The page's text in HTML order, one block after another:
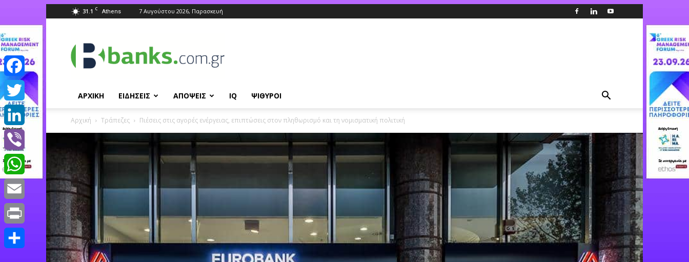
31.1 C Athens 7 Αυγούστου 2026, Παρασκευή
ΑΡΧΙΚΗ ΕΙΔΗΣΕΙΣ ΑΠΟΨΕΙΣ IQ ΨΙΘΥΡΟΙ
Αρχική Τράπεζες Πιέσεις στις αγορές ενέργειας, επιπτώσεις στον πληθωρισμό και τη νομισματική πολιτική
Facebook
Twitter
LinkedIn
Viber
WhatsApp
Email
Print